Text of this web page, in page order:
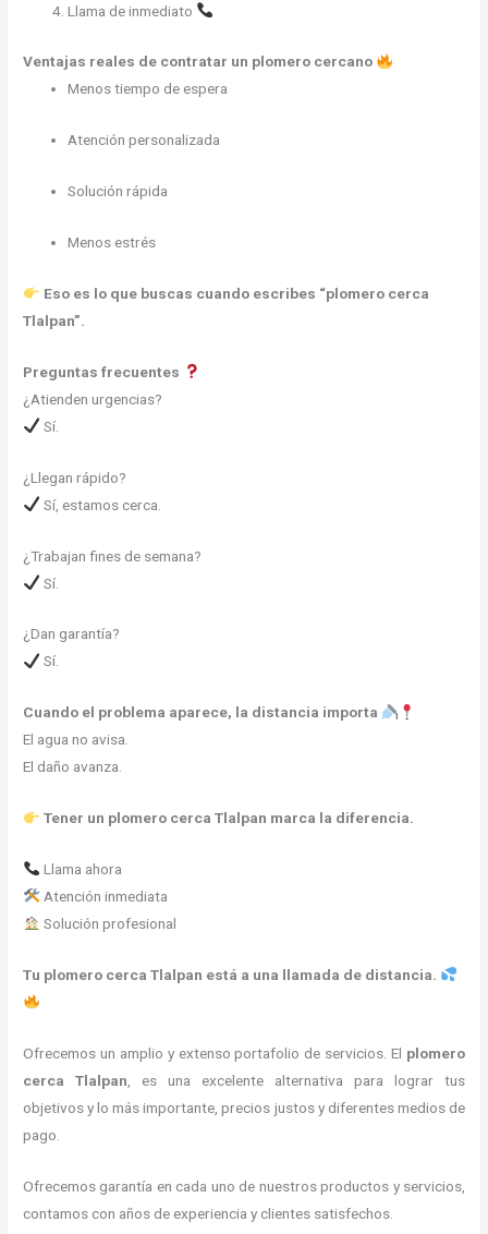
Llama de inmediato
Ventajas reales de contratar un plomero cercano
Menos tiempo de espera
Atención personalizada
Solución rápida
Menos estrés
Eso es lo que buscas cuando escribes “plomero cerca
Tlalpan”.
Preguntas frecuentes
¿Atienden urgencias?
Sí.
¿Llegan rápido?
Sí, estamos cerca.
¿Trabajan fines de semana?
Sí.
¿Dan garantía?
Sí.
Cuando el problema aparece, la distancia importa
El agua no avisa.
El daño avanza.
Tener un plomero cerca Tlalpan marca la diferencia.
Llama ahora
Atención inmediata
Solución profesional
Tu plomero cerca Tlalpan está a una llamada de distancia.
Ofrecemos un amplio y extenso portafolio de servicios. El plomero
cercaTlalpan , es una excelente alternativa para lograr tus
objetivos y lo más importante, precios justos y diferentes medios de
pago.
Ofrecemos garantía en cada uno de nuestros productos y servicios,
contamos con años de experiencia y clientes satisfechos.